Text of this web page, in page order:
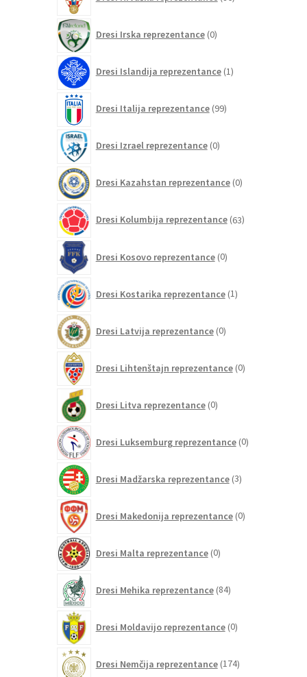
izdelkov
Dresi Irska reprezentance 0izdelkov
Dresi Islandija reprezentance 1izdelek
Dresi Italija reprezentance 99izdelkov
Dresi Izrael reprezentance 0izdelkov
Dresi Kazahstan reprezentance 0izdelkov
Dresi Kolumbija reprezentance 63izdelkov
Dresi Kosovo reprezentance 0izdelkov
Dresi Kostarika reprezentance 1izdelek
Dresi Latvija reprezentance 0izdelkov
Dresi Lihtenštajn reprezentance 0izdelkov
Dresi Litva reprezentance 0izdelkov
Dresi Luksemburg reprezentance 0izdelkov
Dresi Madžarska reprezentance 3izdelki
Dresi Makedonija reprezentance 0izdelkov
Dresi Malta reprezentance 0izdelkov
Dresi Mehika reprezentance 84izdelkov
Dresi Moldavijo reprezentance 0izdelkov
Dresi Nemčija reprezentance 174izdelkov